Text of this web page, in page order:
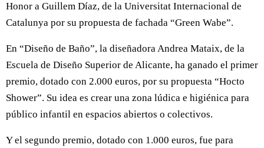
Honor a Guillem Díaz, de la Universitat Internacional de
Catalunya por su propuesta de fachada “Green Wabe”.
En “Diseño de Baño”, la diseñadora Andrea Mataix, de la
Escuela de Diseño Superior de Alicante, ha ganado el primer
premio, dotado con 2.000 euros, por su propuesta “Hocto
Shower”. Su idea es crear una zona lúdica e higiénica para
público infantil en espacios abiertos o colectivos.
Y el segundo premio, dotado con 1.000 euros, fue para